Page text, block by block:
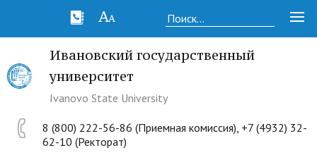
Ивановский государственный
университет
Ivanovo State University
8 (800) 222-56-86 (Приемная комиссия), +7 (4932) 32-
62-10 (Ректорат)